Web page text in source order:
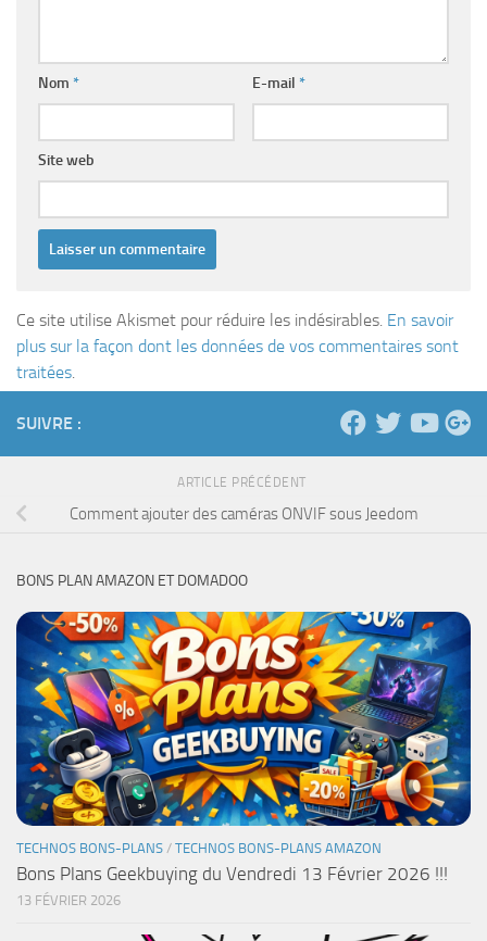
Nom * E-mail *
Site web
Ce site utilise Akismet pour réduire les indésirables. En savoir
plus sur la façon dont les données de vos commentaires sont
traitées
SUIVRE :
ARTICLE PRÉCÉDENT
Comment ajouter des caméras ONVIF sous Jeedom
BONS PLAN AMAZON ET DOMADOO
TECHNOS BONS-PLANS / TECHNOS BONS-PLANS AMAZON
Bons Plans Geekbuying du Vendredi 13 Février 2026 !!!
13 FÉVRIER 2026